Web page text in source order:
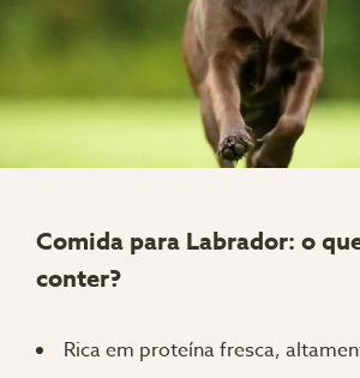
Comida para Labrador: o
conter?
Rica em proteína fresca,